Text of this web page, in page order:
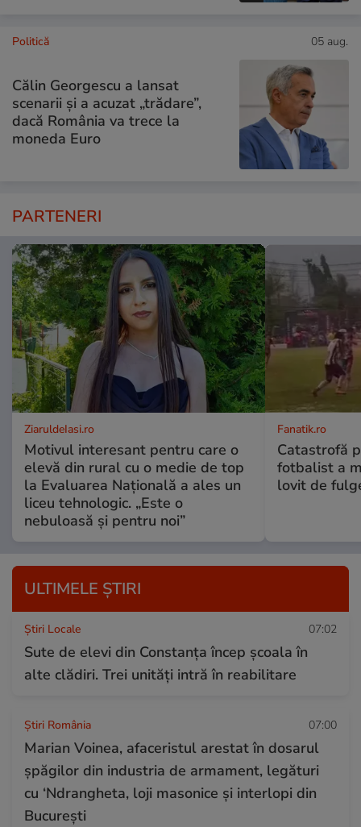
Politică 05 aug.
Călin Georgescu a lansat
scenarii și a acuzat „trădare”,
dacă România va trece la
moneda Euro
PARTENERI
ZiaruldeIasi.ro
Motivul interesant pentru care o
elevă din rural cu o medie de top
la Evaluarea Națională a ales un
liceu tehnologic. „Este o
nebuloasă și pentru noi”
Fanatik.ro
Catastrofă
fotbalist a
lovit de
ULTIMELE ȘTIRI
Știri Locale 07:02
Sute de elevi din Constanța încep școala în
alte clădiri. Trei unități intră în reabilitare
Știri România 07:00
Marian Voinea, afaceristul arestat în dosarul
șpăgilor din industria de armament, legături
cu ‘Ndrangheta, loji masonice și interlopi din
București